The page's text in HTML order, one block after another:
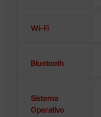
Wi-Fi
Bluetooth
Sistema
Operativo